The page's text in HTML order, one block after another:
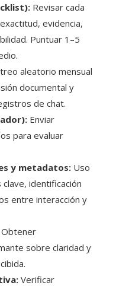
Revisar cada
evidencia,
Puntuar 1–5
aleatorio mensual
documental y
de chat.
Enviar
para evaluar
y metadatos: Uso
identificación
entre interacción y
Obtener
sobre claridad y
Verificar